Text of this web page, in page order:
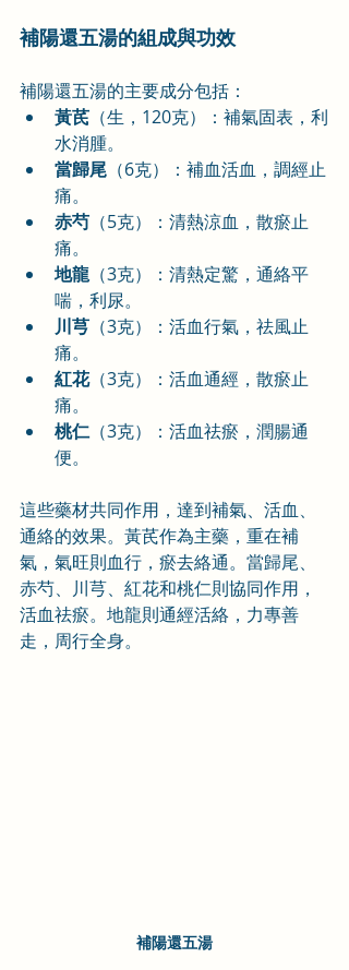
補陽還五湯的組成與功效
補陽還五湯的主要成分包括：
黃芪 （生，120克）：補氣固表，利
水消腫。
當歸尾 （6克）：補血活血，調經止
痛。
赤芍 （5克）：清熱涼血，散瘀止
痛。
地龍（3克）：清熱定驚，通絡平
喘，利尿。
川芎 （3克）：活血行氣，祛風止
痛。
紅花（3克）：活血通經，散瘀止
痛。
桃仁（3克）：活血祛瘀，潤腸通
便。
這些藥材共同作用，達到補氣、活血、
通絡的效果。黃芪作為主藥，重在補
氣，氣旺則血行，瘀去絡通。當歸尾、
赤芍、川芎、紅花和桃仁則協同作用，
活血祛瘀。地龍則通經活絡，力專善
走，周行全身。
補陽還五湯